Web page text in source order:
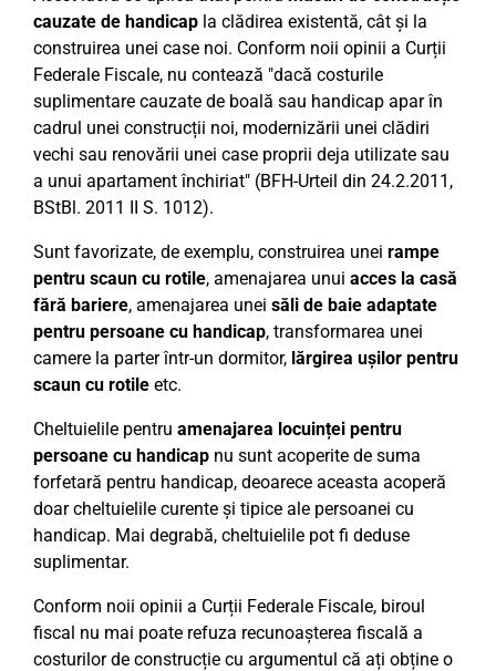
cauzate de handicap la clădirea existentă, cât și la
construirea unei case noi. Conform noii opinii a Curții
Federale Fiscale, nu contează "dacă costurile
suplimentare cauzate de boală sau handicap apar în
cadrul unei construcții noi, modernizării unei clădiri
vechi sau renovării unei case proprii deja utilizate sau
a unui apartament închiriat" (BFH-Urteil din 24.2.2011,
BStBl. 2011 II S. 1012).
Sunt favorizate, de exemplu, construirea unei rampe
pentru scaun cu rotile, amenajarea unui acces la casă
fără bariere, amenajarea unei săli de baie adaptate
pentru persoane cu handicap, transformarea unei
camere la parter într-un dormitor, lărgirea ușilor pentru
scaun cu rotile etc.
Cheltuielile pentru amenajarea locuinței pentru
persoane cu handicap nu sunt acoperite de suma
forfetară pentru handicap, deoarece aceasta acoperă
doar cheltuielile curente și tipice ale persoanei cu
handicap. Mai degrabă, cheltuielile pot fi deduse
suplimentar.
Conform noii opinii a Curții Federale Fiscale, biroul
fiscal nu mai poate refuza recunoașterea fiscală a
costurilor de construcție cu argumentul că ați obține o